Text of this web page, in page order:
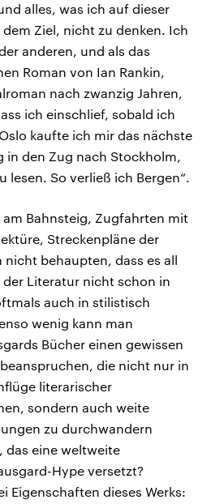
alles, was ich auf dieser
Ziel, nicht zu denken. Ich
anderen, und als das
Roman von Ian Rankin,
nach zwanzig Jahren,
ich einschlief, sobald ich
kaufte ich mir das nächste
in den Zug nach Stockholm,
lesen. So verließ ich Bergen“.
Bahnsteig, Zugfahrten mit
Streckenpläne der
nicht behaupten, dass es all
Literatur nicht schon in
auch in stilistisch
wenig kann man
Bücher einen gewissen
die nicht nur in
literarischer
sondern auch weite
zu durchwandern
das eine weltweite
Hype versetzt?
Eigenschaften dieses Werks: